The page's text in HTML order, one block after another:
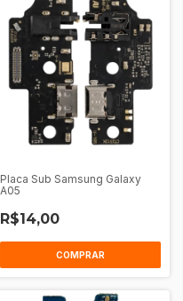
Placa Sub Samsung Galaxy
A05
R$14,00